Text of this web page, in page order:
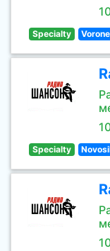
Specialty
Specialty